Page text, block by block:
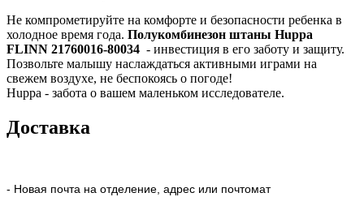
Не компрометируйте на комфорте и безопасности ребенка в
холодное время года. Полукомбинезон штаны Huppa
FLINN 21760016-80034 - инвестиция в его заботу и защиту.
Позвольте малышу наслаждаться активными играми на
свежем воздухе, не беспокоясь о погоде!
Huppa - забота о вашем маленьком исследователе.
Доставка
- Новая почта на отделение, адрес или почтомат